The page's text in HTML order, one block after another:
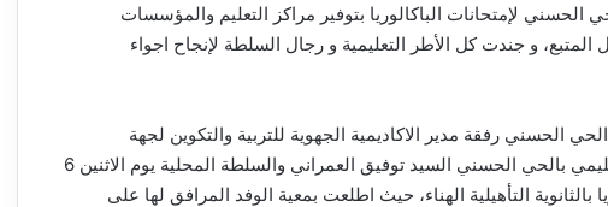
لإمتحانات الباكالوريا بتوفير مراكز التعليم والمؤسسات
المتبع، و جندت كل الأطر التعليمية و رجال السلطة لإنجاح اجواء
الحسني رفقة مدير الاكاديمية الجهوية للتربية والتكوين لجهة
الدارالبيضاء سطات السيد مومن طالب والمدير الإقليمي بالحي الحسني السيد توفيق العمراني والسلطة المحلية يوم الاثنين 6
بالثانوية التأهيلية الهناء، حيث اطلعت بمعية الوفد المرافق لها على